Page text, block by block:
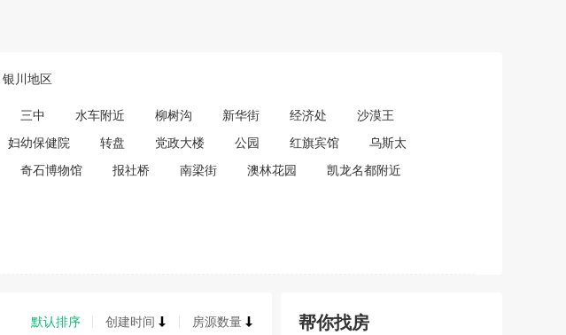
银川地区
三中 水车附近 柳树沟 新华街 经济处
沙漠王
妇幼保健院 转盘 党政大楼 公园 红旗宾馆
乌斯太
奇石博物馆 报社桥 南梁街 澳林花园
凯龙名都附近
默认排序 创建时间 房源数量 帮你找房